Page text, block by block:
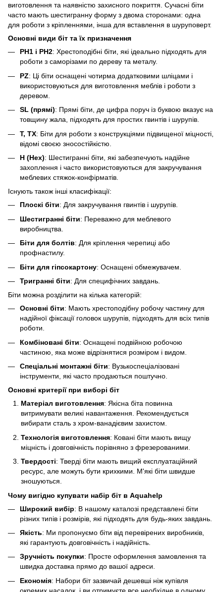
виготовлення та наявністю захисного покриття. Сучасні біти
часто мають шестигранну форму з двома сторонами: одна
для роботи з кріпленнями, інша для вставлення в шуруповерт.
Основні види біт та їх призначення
PH1 і PH2: Хрестоподібні біти, які ідеально підходять для
роботи з саморізами по дереву та металу.
PZ: Ці біти оснащені чотирма додатковими шліцами і
використовуються для виготовлення меблів і роботи з
деревом.
SL (прямі): Прямі біти, де цифра поруч із буквою вказує на
товщину жала, підходять для простих гвинтів і шурупів.
T, TX: Біти для роботи з конструкціями підвищеної міцності,
відомі своєю зносостійкістю.
H (Hex): Шестигранні біти, які забезпечують надійне
захоплення і часто використовуються для закручування
меблевих стяжок-конфірматів.
Існують також інші класифікації:
Плоскі біти: Для закручування гвинтів і шурупів.
Шестигранні біти: Переважно для меблевого
виробництва.
Біти для болтів: Для кріплення черепиці або
профнастилу.
Біти для гіпсокартону: Оснащені обмежувачем.
Тригранні біти: Для специфічних завдань.
Біти можна розділити на кілька категорій:
Основні біти: Мають хрестоподібну робочу частину для
надійної фіксації головок шурупів, підходять для всіх типів
роботи.
Комбіновані біти: Оснащені подвійною робочою
частиною, яка може відрізнятися розміром і видом.
Спеціальні монтажні біти: Вузькоспеціалізовані
інструменти, які часто продаються поштучно.
Основні критерії при виборі біт
Матеріал виготовлення: Якісна біта повинна
витримувати великі навантаження. Рекомендується
вибирати сталь з хром-ванадієвим захистом.
Технологія виготовлення: Ковані біти мають вищу
міцність і довговічність порівняно з фрезерованими.
Твердості: Тверді біти мають вищий експлуатаційний
ресурс, але можуть бути крихкими. М'які біти швидше
зношуються.
Чому вигідно купувати набір біт в Aquahelp
Широкий вибір: В нашому каталозі представлені біти
різних типів і розмірів, які підходять для будь-яких завдань.
Якість: Ми пропонуємо біти від перевірених виробників,
які гарантують довговічність і надійність.
Зручність покупки: Просте оформлення замовлення та
швидка доставка прямо до вашої адреси.
Економія: Набори біт зазвичай дешевші ніж купівля